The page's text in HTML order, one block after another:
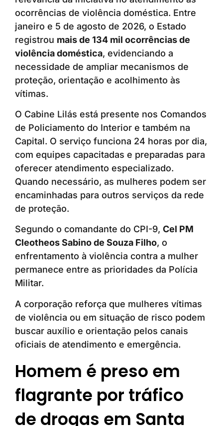
ocorrências de violência doméstica. Entre
janeiro e 5 de agosto de 2026, o Estado
registrou mais de 134 mil ocorrências de
violência doméstica, evidenciando a
necessidade de ampliar mecanismos de
proteção, orientação e acolhimento às
vítimas.
O Cabine Lilás está presente nos Comandos
de Policiamento do Interior e também na
Capital. O serviço funciona 24 horas por dia,
com equipes capacitadas e preparadas para
oferecer atendimento especializado.
Quando necessário, as mulheres podem ser
encaminhadas para outros serviços da rede
de proteção.
Segundo o comandante do CPI-9, Cel PM
Cleotheos Sabino de Souza Filho, o
enfrentamento à violência contra a mulher
permanece entre as prioridades da Polícia
Militar.
A corporação reforça que mulheres vítimas
de violência ou em situação de risco podem
buscar auxílio e orientação pelos canais
oficiais de atendimento e emergência.
Homem é preso em
flagrante por tráfico
de drogas em Santa